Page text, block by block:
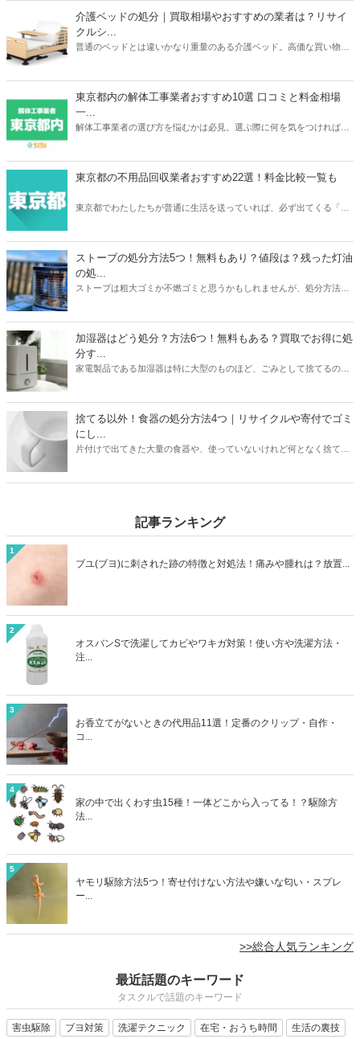
介護ベッドの処分｜買取相場やおすすめの業者は？リサイ
クルシ...
普通のベッドとは違いかなり重量のある介護ベッド。高価な買い物だ
相場や、おすすめの買取業者3つを紹介。リサイクルショップでの査
らいで売れるのか？確認してみてください。
東京都内の解体工事業者おすすめ10選 口コミと料金相場
一...
解体工事業者の選び方を悩むかは必見。選ぶ際に何を気をつければ良
で、しっかりと慎重に選べるよう準備しましょう。
東京都の不用品回収業者おすすめ22選！料金比較一覧も
東京都でわたしたちが普通に生活を送っていれば、必ず出てくる「不
を選ぶことで、不用品を便利でお得に処分をすることができますよ。
ストーブの処分方法5つ！無料もあり？値段は？残った灯油
の処...
ストーブは粗大ゴミか不燃ゴミと思うかもしれませんが、処分方法は
ます。また灯油の残りの処分方法も解説。ストーブと同時に処分して
おくと忘れずにすみますよ。本記事を読んであなたの家のストーブの
メーカーや状態に合わせた最もお得な処分方法を見つけましょう。
加湿器はどう処分？方法6つ！無料もある？買取でお得に処
分す...
家電製品である加湿器は特に大型のものほど、ごみとして捨てるのは
のか？ヤマダ電機などの家電量販店で引き取りはあるのか？なども解
説しています。お持ちの加湿器のメーカーや状態に合わせて、最もお
得に加湿器を処分する方法を見つけましょう。
捨てる以外！食器の処分方法4つ｜リサイクルや寄付でゴミ
にし...
片付けで出てきた大量の食器や、使っていないけれど何となく捨てに
にならず処分することができますよ。
記事ランキング
1
ブユ(ブヨ)に刺された跡の特徴と対処法！痛みや腫れは？放置...
2
オスバンSで洗濯してカビやワキガ対策！使い方や洗濯方法・
注...
3
お香立てがないときの代用品11選！定番のクリップ・自作・
コ...
4
家の中で出くわす虫15種！一体どこから入ってる！？駆除方
法...
5
ヤモリ駆除方法5つ！寄せ付けない方法や嫌いな匂い・スプレ
ー...
>>総合人気ランキング
最近話題のキーワード
タスクルで話題のキーワード
害虫駆除 ブヨ対策 洗濯テクニック 在宅・おうち時間 生活の裏技